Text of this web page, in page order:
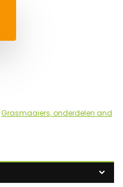
Grasmaaiers, onderdelen and